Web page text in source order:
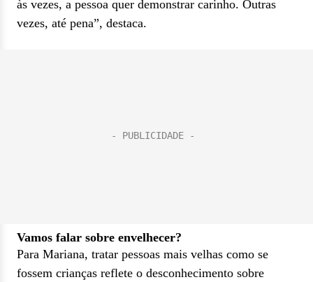
às vezes, a pessoa quer demonstrar carinho. Outras
vezes, até pena”, destaca.
Vamos falar sobre envelhecer?
Para Mariana, tratar pessoas mais velhas como se
fossem crianças reflete o desconhecimento sobre